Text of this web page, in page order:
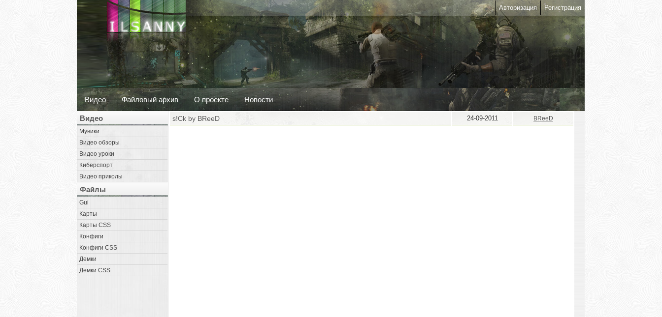
Авторизация Регистрация
Видео Файловый архив О проекте Новости
Видео
Мувики
Видео обзоры
Видео уроки
Киберспорт
Видео приколы
Файлы
Gui
Карты
Карты CSS
Конфиги
Конфиги CSS
Демки
Демки CSS
s!Ck by BReeD 24-09-2011 BReeD